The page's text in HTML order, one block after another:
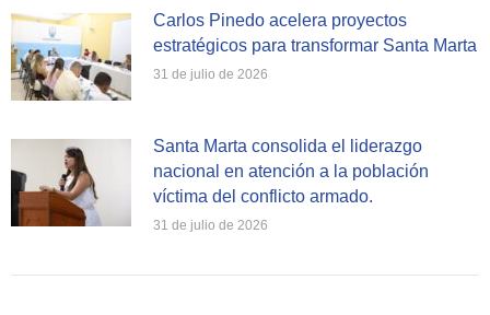
Carlos Pinedo acelera proyectos
estratégicos para transformar Santa Marta
31 de julio de 2026
Santa Marta consolida el liderazgo
nacional en atención a la población
víctima del conflicto armado.
31 de julio de 2026